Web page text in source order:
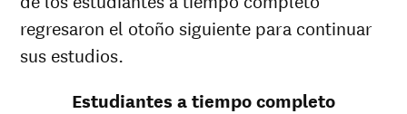
regresaron el otoño siguiente para continuar
sus estudios.
Estudiantes a tiempo completo